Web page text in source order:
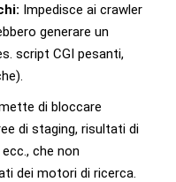
Impedisce ai crawler
generare un
script CGI pesanti,
di bloccare
di staging, risultati di
che non
dei motori di ricerca.